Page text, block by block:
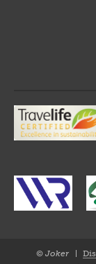
© Joker